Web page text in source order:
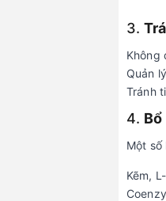
3.
Không
Quản
Tránh
4.
Một
Kẽm,